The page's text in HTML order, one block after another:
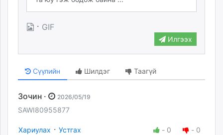
· GIF
Илгээх
Сүүлийн Шилдэг Таагүй
Зочин · 2026/05/19
SAWI80955877
Хариулах · Устгах - 0 - 0